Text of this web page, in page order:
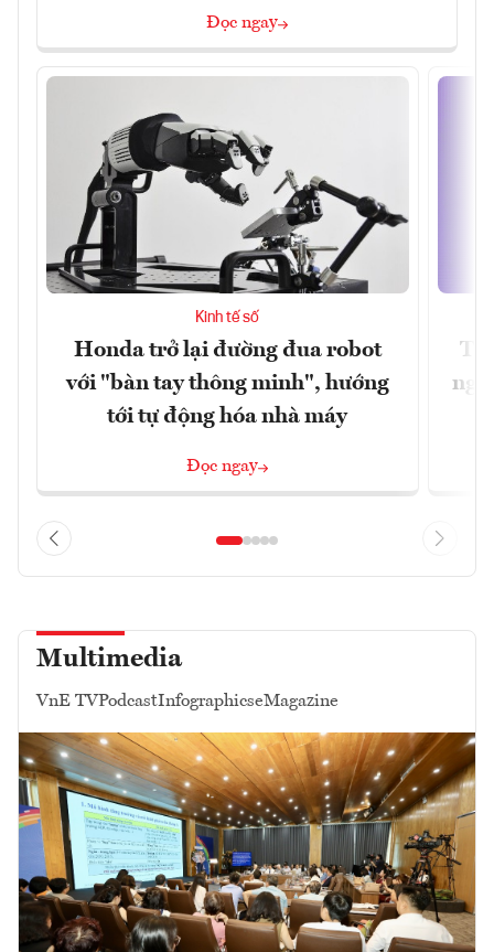
Đọc ngay
Kinh tế số
Honda trở lại đường đua robot
với "bàn tay thông minh", hướng
tới tự động hóa nhà máy
Đọc ngay
Multimedia
VnE TVPodcastInfographicseMagazine